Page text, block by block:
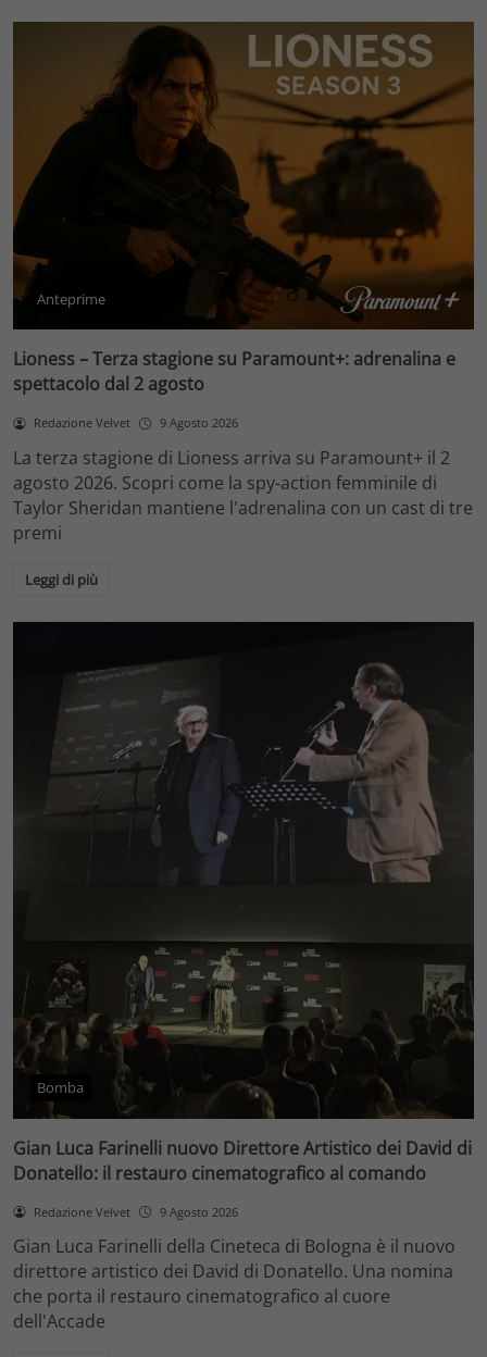
Anteprime
Lioness – Terza stagione su Paramount+: adrenalina e
spettacolo dal 2 agosto
Redazione Velvet 9 Agosto 2026
La terza stagione di Lioness arriva su Paramount+ il 2
agosto 2026. Scopri come la spy-action femminile di
Taylor Sheridan mantiene l'adrenalina con un cast di tre
premi
Leggi di più
Bomba
Gian Luca Farinelli nuovo Direttore Artistico dei David di
Donatello: il restauro cinematografico al comando
Redazione Velvet 9 Agosto 2026
Gian Luca Farinelli della Cineteca di Bologna è il nuovo
direttore artistico dei David di Donatello. Una nomina
che porta il restauro cinematografico al cuore
dell'Accade